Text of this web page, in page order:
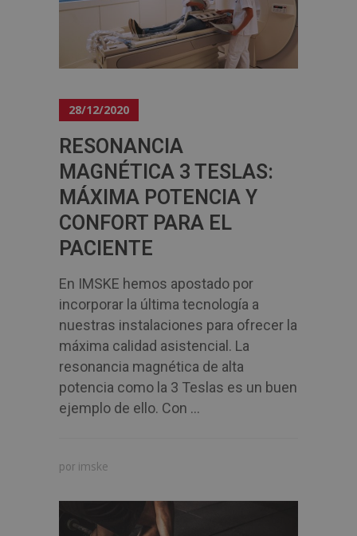
28/12/2020
RESONANCIA
MAGNÉTICA 3 TESLAS:
MÁXIMA POTENCIA Y
CONFORT PARA EL
PACIENTE
En IMSKE hemos apostado por
incorporar la última tecnología a
nuestras instalaciones para ofrecer la
máxima calidad asistencial. La
resonancia magnética de alta
potencia como la 3 Teslas es un buen
ejemplo de ello. Con ...
por imske